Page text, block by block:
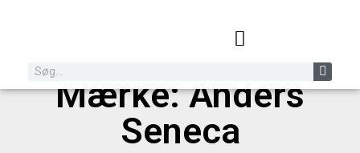
Mærke: Anders
Seneca